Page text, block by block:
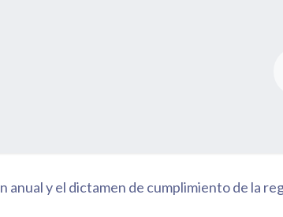
anual y el dictamen de cumplimiento de la